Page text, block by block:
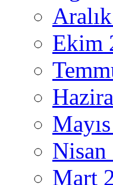
Ekim
Nisan
Mart